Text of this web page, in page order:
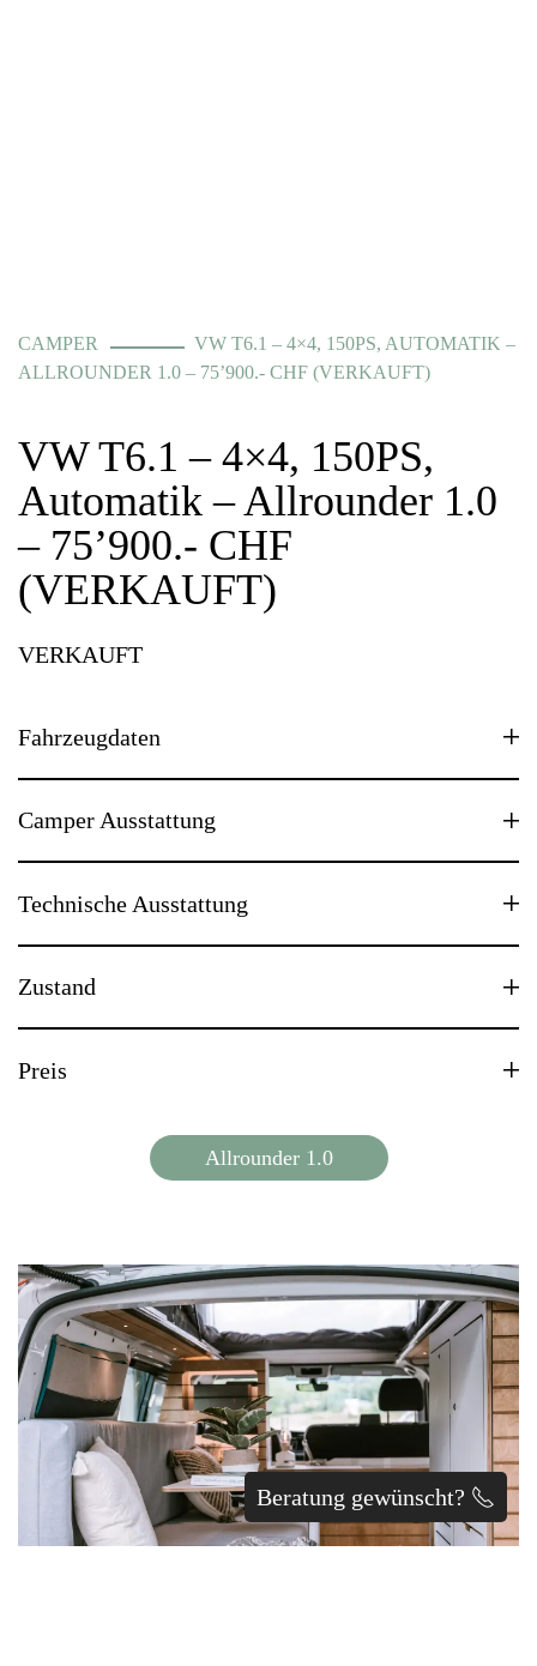
CAMPER
VW T6.1 – 4×4, 150PS, AUTOMATIK –
ALLROUNDER 1.0 – 75’900.- CHF (VERKAUFT)
VW T6.1 – 4×4, 150PS,
Automatik – Allrounder 1.0
– 75’900.- CHF
(VERKAUFT)
VERKAUFT
Fahrzeugdaten
Camper Ausstattung
Technische Ausstattung
Zustand
Preis
Allrounder 1.0
Beratung gewünscht?